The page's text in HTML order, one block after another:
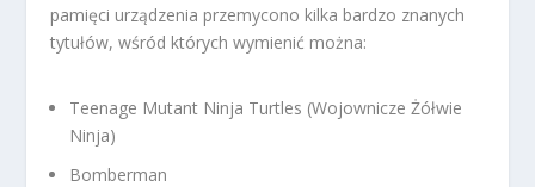
pamięci urządzenia przemycono kilka bardzo znanych
tytułów, wśród których wymienić można:
Teenage Mutant Ninja Turtles (Wojownicze Żółwie
Ninja)
Bomberman